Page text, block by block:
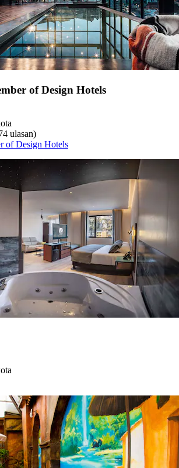
of Design Hotels
ulasan)
of Design Hotels